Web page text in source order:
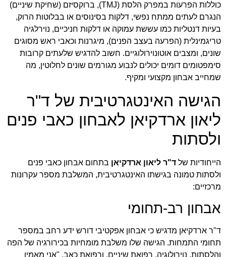
כוללות הפרעות במפרק הלסת (TMJ), ברוקסיזם (שחיקת שיניים)
הנגרם לעתים ממתח נפשי, דלקות בסינוסים או בבלוטות הרוק,
בעיות דנטליות כמו עששת עמוקה או דלקות חניכיים, נוירלגיה
טריגמינלית (הפרעה בעצב הפנים), מיגרנות וכאבי ראש מסוגים
שונים, ומצבים אוטונוירולוגיים. חשוב להדגיש שלעתים קרובות
סימפטומים דומים יכולים לנבוע מגורמים שונים לחלוטין, מה
שמחייב אבחון מקצועי ומקיף.
הגישה האינטגרטיבית של ד"ר
ליאון ארדקיאן לאבחון כאבי פנים
ולסתות
הייחודיות של ד"ר ליאון ארדקיאן בתחום אבחון כאבי פנים
ולסתות טמונה בגישתו האינטגרטיבית, המשלבת מספר עקרונות
מרכזיים:
אבחון רב-תחומי
ד"ר ארדקיאן מדגיש כי אבחון אפקטיבי דורש ידע רחב במספר
תחומי התמחות. הגישה שלו משלבת מומחיות בכירורגיה של הפה
והלסתות, נוירולוגיה, רפואת שיניים, ורפואת כאב. "אני מאמין